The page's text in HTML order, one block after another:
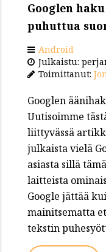
Googlen
puhuttua
Android
Julkaistu:
Toimittanut:
Googlen
Uutisoimme
liittyvässä
julkaista vielä
asiasta sillä
laitteista
Google jättää
mainitsematta
tekstin